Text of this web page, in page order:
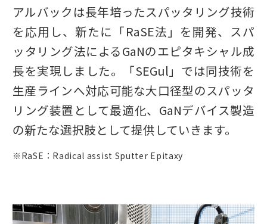
アルバックは長年培ったスパッタリング技術
を応用し、新たに「RaSE法」を開発、スパ
ッタリング法によるGaNのエピタキシャル成
長を実現しました。「SEGul」では同技術を
生産ラインへ対応可能な大口径型のスパッタ
リング装置として最適化、GaNデバイス製造
の新たな選択肢として提供していきます。
※RaSE：Radical assist Sputter Epitaxy